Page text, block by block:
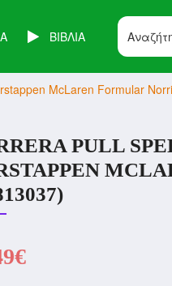
ΒΙΒΛΙΑ
McLaren Formular
PULL